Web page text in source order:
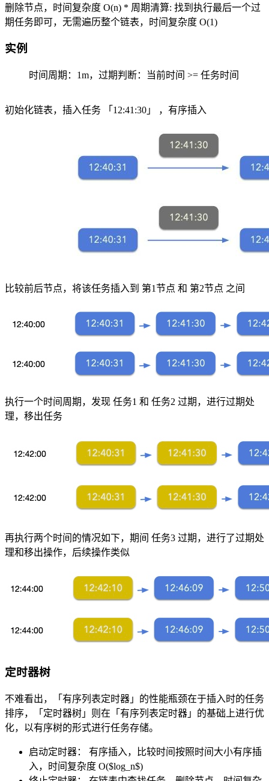
删除节点，时间复杂度 O(n) * 周期清算: 找到执行最后一个过
期任务即可，无需遍历整个链表，时间复杂度 O(1)
实例
时间周期：1m，过期判断：当前时间 >= 任务时间
初始化链表，插入任务 「12:41:30」 ，有序插入
比较前后节点，将该任务插入到 第1节点 和 第2节点 之间
执行一个时间周期，发现 任务1 和 任务2 过期，进行过期处
理，移出任务
再执行两个时间的情况如下，期间 任务3 过期，进行了过期处
理和移出操作，后续操作类似
定时器树
不难看出，「有序列表定时器」的性能瓶颈在于插入时的任务
排序，「定时器树」则在「有序列表定时器」的基础上进行优
化，以有序树的形式进行任务存储。
启动定时器： 有序插入，比较时间按照时间大小有序插
入，时间复杂度 O($log_n$)